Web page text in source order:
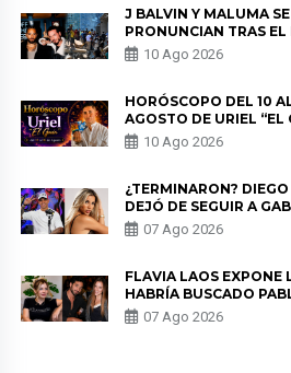
J BALVIN Y MALUMA SE
PRONUNCIAN TRAS EL
TERREMOTO EN
“VAMOS A MOVERNOS
10 Ago 2026
HORÓSCOPO DEL 10
AGOSTO DE URIEL “EL
PREDICCIONES PARA
SIGNOS DEL ZODIACO
10 Ago 2026
¿TERMINARON?
DEJÓ DE SEGUIR A
HERRERA Y ANUNCIA
DE PÓDCAST
07 Ago 2026
FLAVIA LAOS EXPONE
HABRÍA BUSCADO
HEREDIA CON ALE
DE LAS PARTES QUERÍA
07 Ago 2026